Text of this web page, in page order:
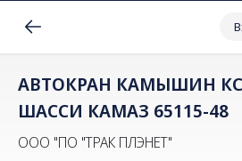
АВТОКРАН КАМЫШИН КС-
ШАССИ КАМАЗ 65115-48
ООО "ПО "ТРАК ПЛЭНЕТ"